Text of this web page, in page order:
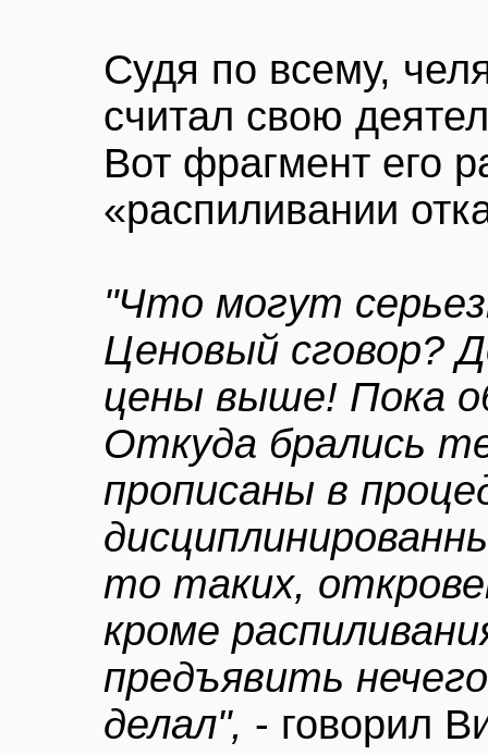
Судя по всему,
считал свою
Вот фрагмент его
«распиливании
"Что могут
Ценовый сговор?
цены выше! Пока
Откуда брались
прописаны в
то таких,
кроме
предъявить
делал", - говорил